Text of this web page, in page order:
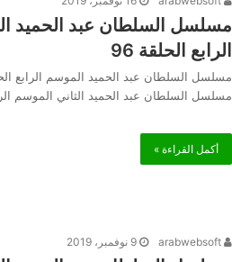
مسلسل السلطان عبد الحميد
الرابع الحلقة 96
أكمل القراءة »
9 نوفمبر، 2019